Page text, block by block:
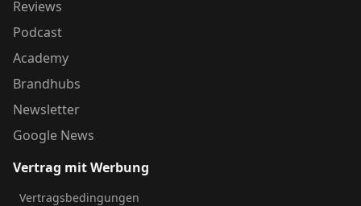
Reviews
Podcast
Academy
Brandhubs
Newsletter
Google News
Vertrag mit Werbung
Vertragsbedingungen